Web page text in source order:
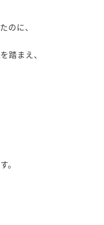
のに、
踏まえ、
。